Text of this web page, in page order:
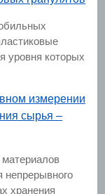
уровня которых
измерении
сырья –
непрерывного
хранения